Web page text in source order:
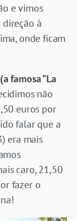
e vimos
à
onde ficam
(a famosa “La
não
euros por
falar que a
era mais
caro, 21,50
fazer o